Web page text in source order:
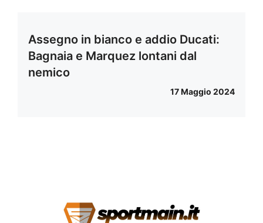
Assegno in bianco e addio Ducati:
Bagnaia e Marquez lontani dal
nemico
17 Maggio 2024